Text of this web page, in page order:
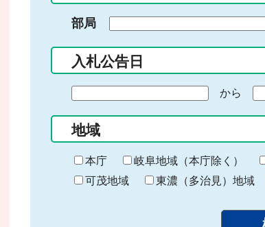
入
力
部局
入札公告日
の
始
ま
り
から
終
わ
り
地域
本庁 岐阜地域（本庁除く）
可茂地域
東濃（多治見）地域